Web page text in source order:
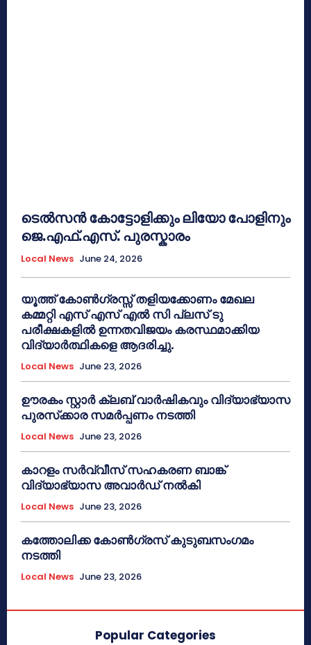
ടെൽസൻ കോട്ടോളിക്കും ലിയോ പോളിനും
ജെ.എഫ്.എസ്. പുരസ്കാരം
Local News June 24, 2026
യൂത്ത് കോൺഗ്രസ്സ് തളിയക്കോണം മേഖല
കമ്മറ്റി എസ് എസ് എൽ സി പ്ലസ് ടു
പരീക്ഷകളിൽ ഉന്നതവിജയം കരസ്ഥമാക്കിയ
വിദ്യാർത്ഥികളെ ആദരിച്ചു.
Local News June 23, 2026
ഊരകം സ്റ്റാർ ക്ലബ് വാർഷികവും വിദ്യാഭ്യാസ
പുരസ്‌ക്കാര സമർപ്പണം നടത്തി
Local News June 23, 2026
കാറളം സർവ്വീസ് സഹകരണ ബാങ്ക്
വിദ്യാഭ്യാസ അവാർഡ് നൽകി
Local News June 23, 2026
കത്തോലിക്ക കോൺഗ്രസ് കുടുബസംഗമം
നടത്തി
Local News June 23, 2026
Popular Categories